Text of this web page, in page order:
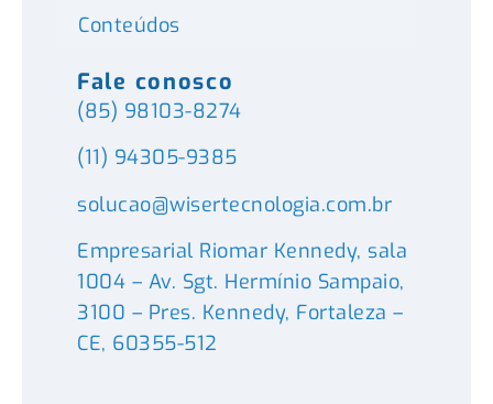
Conteúdos
Fale conosco
(85) 98103-8274
(11) 94305-9385
solucao@wisertecnologia.com.br
Empresarial Riomar Kennedy, sala
1004 – Av. Sgt. Hermínio Sampaio,
3100 – Pres. Kennedy, Fortaleza –
CE, 60355-512